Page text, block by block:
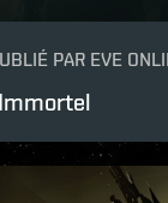
PAR EVE